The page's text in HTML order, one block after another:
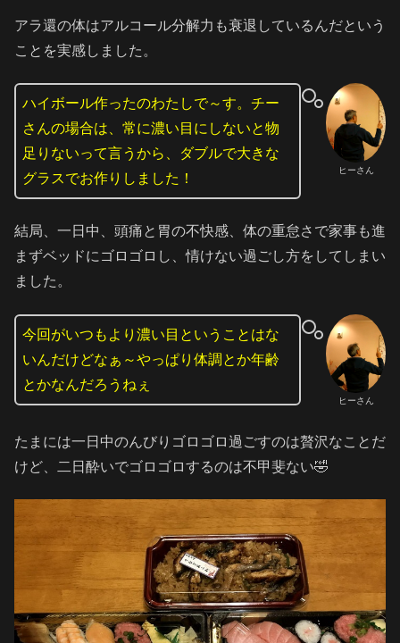
アラ還の体はアルコール分解力も衰退しているんだという
ことを実感しました。
ヒーさん
ハイボール作ったのわたしで～す。チー
さんの場合は、常に濃い目にしないと物
足りないって言うから、ダブルで大きな
グラスでお作りしました！
結局、一日中、頭痛と胃の不快感、体の重怠さで家事も進
まずベッドにゴロゴロし、情けない過ごし方をしてしまい
ました。
ヒーさん
今回がいつもより濃い目ということはな
いんだけどなぁ～やっぱり体調とか年齢
とかなんだろうねぇ
たまには一日中のんびりゴロゴロ過ごすのは贅沢なことだ
けど、二日酔いでゴロゴロするのは不甲斐ない🤣